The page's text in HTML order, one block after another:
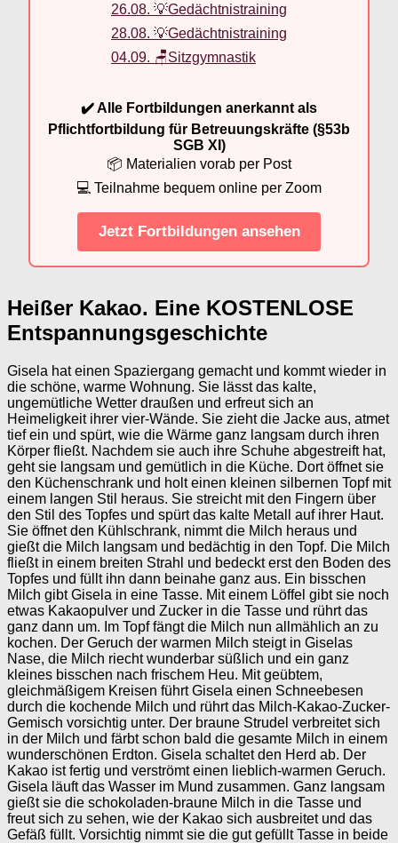
26.08. 💡Gedächtnistraining
28.08. 💡Gedächtnistraining
04.09. 🪑Sitzgymnastik
✔️ Alle Fortbildungen anerkannt als
Pflichtfortbildung für Betreuungskräfte (§53b
SGB XI)
📦 Materialien vorab per Post
💻 Teilnahme bequem online per Zoom
Jetzt Fortbildungen ansehen
Heißer Kakao. Eine KOSTENLOSE
Entspannungsgeschichte
Gisela hat einen Spaziergang gemacht und kommt wieder in
die schöne, warme Wohnung. Sie lässt das kalte,
ungemütliche Wetter draußen und erfreut sich an
Heimeligkeit ihrer vier-Wände. Sie zieht die Jacke aus, atmet
tief ein und spürt, wie die Wärme ganz langsam durch ihren
Körper fließt. Nachdem sie auch ihre Schuhe abgestreift hat,
geht sie langsam und gemütlich in die Küche. Dort öffnet sie
den Küchenschrank und holt einen kleinen silbernen Topf mit
einem langen Stil heraus. Sie streicht mit den Fingern über
den Stil des Topfes und spürt das kalte Metall auf ihrer Haut.
Sie öffnet den Kühlschrank, nimmt die Milch heraus und
gießt die Milch langsam und bedächtig in den Topf. Die Milch
fließt in einem breiten Strahl und bedeckt erst den Boden des
Topfes und füllt ihn dann beinahe ganz aus. Ein bisschen
Milch gibt Gisela in eine Tasse. Mit einem Löffel gibt sie noch
etwas Kakaopulver und Zucker in die Tasse und rührt das
ganz dann um. Im Topf fängt die Milch nun allmählich an zu
kochen. Der Geruch der warmen Milch steigt in Giselas
Nase, die Milch riecht wunderbar süßlich und ein ganz
kleines bisschen nach frischem Heu. Mit geübtem,
gleichmäßigem Kreisen führt Gisela einen Schneebesen
durch die kochende Milch und rührt das Milch-Kakao-Zucker-
Gemisch vorsichtig unter. Der braune Strudel verbreitet sich
in der Milch und färbt schon bald die gesamte Milch in einem
wunderschönen Erdton. Gisela schaltet den Herd ab. Der
Kakao ist fertig und verströmt einen lieblich-warmen Geruch.
Gisela läuft das Wasser im Mund zusammen. Ganz langsam
gießt sie die schokoladen-braune Milch in die Tasse und
freut sich zu sehen, wie der Kakao sich ausbreitet und das
Gefäß füllt. Vorsichtig nimmt sie die gut gefüllt Tasse in beide